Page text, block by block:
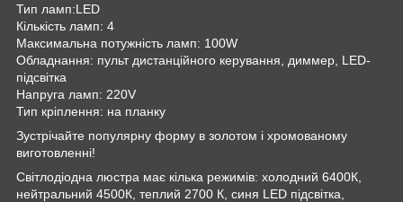
Тип ламп:LED
Кількість ламп: 4
Максимальна потужність ламп: 100W
Обладнання: пульт дистанційного керування, диммер, LED-
підсвітка
Напруга ламп: 220V
Тип кріплення: на планку
Зустрічайте популярну форму в золотом і хромованому
виготовленні!
Світлодіодна люстра має кілька режимів: холодний 6400К,
нейтральний 4500К, теплий 2700 К, синя LED підсвітка,